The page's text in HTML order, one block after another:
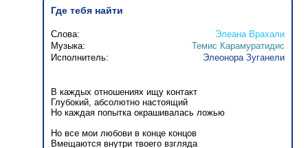
Где тебя найти
Слова:
Элеана Врахали
Музыка:
Темис Карамуратидис
Исполнитель:
Элеонора Зуганели
В каждых отношениях ищу контакт
Глубокий, абсолютно настоящий
Но каждая попытка окрашивалась ложью
Но все мои любови в конце концов
Вмещаются внутри твоего взгляда